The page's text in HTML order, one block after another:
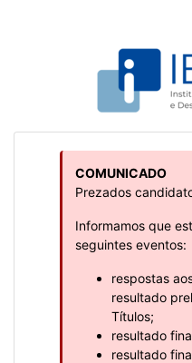
COMUNICADO
Prezados
Informamos que
seguintes eventos:
respostas
resultado
Títulos;
resultado
resultado